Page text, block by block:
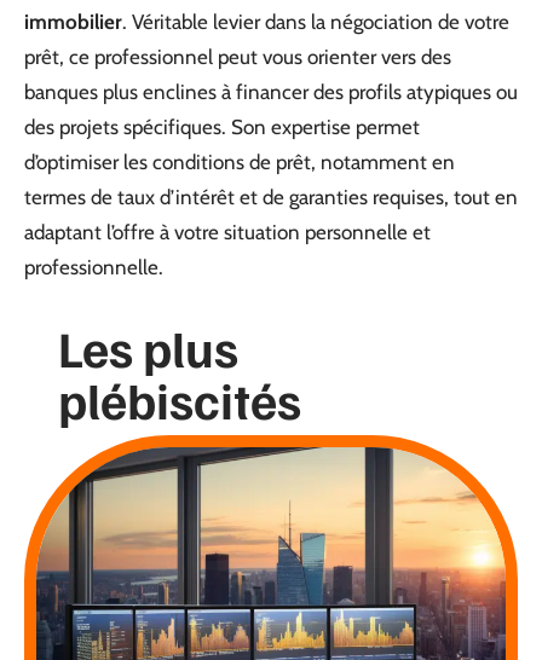
immobilier. Véritable levier dans la négociation de votre
prêt, ce professionnel peut vous orienter vers des
banques plus enclines à financer des profils atypiques ou
des projets spécifiques. Son expertise permet
d’optimiser les conditions de prêt, notamment en
termes de taux d’intérêt et de garanties requises, tout en
adaptant l’offre à votre situation personnelle et
professionnelle.
Les plus
plébiscités